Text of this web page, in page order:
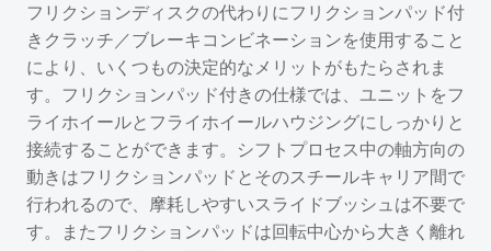
フリクションディスクの代わりにフリクションパッド付
きクラッチ／ブレーキコンビネーションを使用すること
により、いくつもの決定的なメリットがもたらされま
す。フリクションパッド付きの仕様では、ユニットをフ
ライホイールとフライホイールハウジングにしっかりと
接続することができます。シフトプロセス中の軸方向の
動きはフリクションパッドとそのスチールキャリア間で
行われるので、摩耗しやすいスライドブッシュは不要で
す。またフリクションパッドは回転中心から大きく離れ